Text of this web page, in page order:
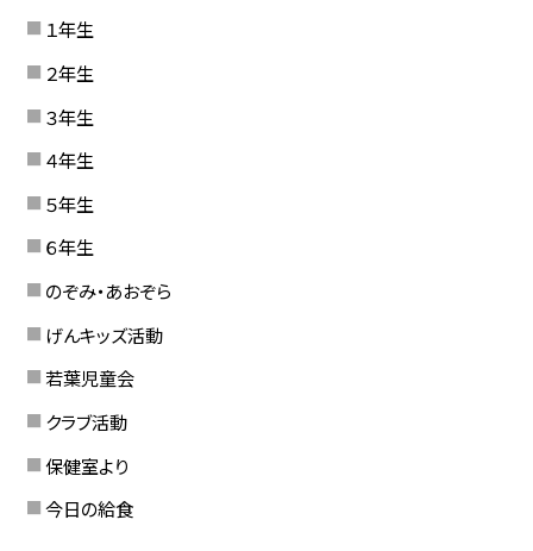
１年生
２年生
３年生
４年生
５年生
６年生
のぞみ・あおぞら
げんキッズ活動
若葉児童会
クラブ活動
保健室より
今日の給食